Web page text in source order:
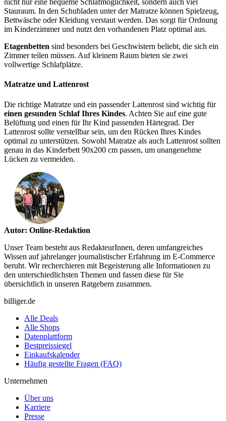
nicht nur eine bequeme Schlafmöglichkeit, sondern auch viel
Stauraum. In den Schubladen unter der Matratze können Spielzeug,
Bettwäsche oder Kleidung verstaut werden. Das sorgt für Ordnung
im Kinderzimmer und nutzt den vorhandenen Platz optimal aus.
Etagenbetten sind besonders bei Geschwistern beliebt, die sich ein
Zimmer teilen müssen. Auf kleinem Raum bieten sie zwei
vollwertige Schlafplätze.
Matratze und Lattenrost
Die richtige Matratze und ein passender Lattenrost sind wichtig für
einen gesunden Schlaf Ihres Kindes. Achten Sie auf eine gute
Belüftung und einen für Ihr Kind passenden Härtegrad. Der
Lattenrost sollte verstellbar sein, um den Rücken Ihres Kindes
optimal zu unterstützen. Sowohl Matratze als auch Lattenrost sollten
genau in das Kinderbett 90x200 cm passen, um unangenehme
Lücken zu vermeiden.
Autor: Online-Redaktion
Unser Team besteht aus RedakteurInnen, deren umfangreiches
Wissen auf jahrelanger journalistischer Erfahrung im E-Commerce
beruht. Wir recherchieren mit Begeisterung alle Informationen zu
den unterschiedlichsten Themen und fassen diese für Sie
übersichtlich in unseren Ratgebern zusammen.
billiger.de
Alle Deals
Alle Shops
Datenplattform
Bestpreissiegel
Einkaufskalender
Häufig gestellte Fragen (FAQ)
Unternehmen
Über uns
Karriere
Presse